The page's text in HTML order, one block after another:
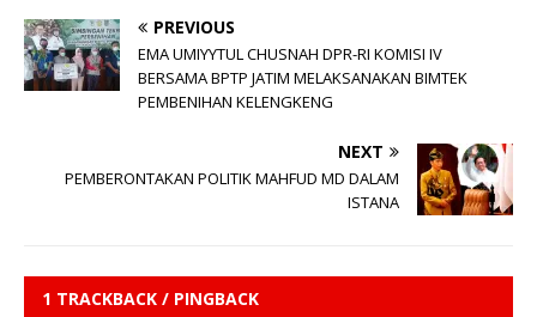
PREVIOUS
EMA UMIYYTUL CHUSNAH DPR-RI KOMISI IV
BERSAMA BPTP JATIM MELAKSANAKAN BIMTEK
PEMBENIHAN KELENGKENG
NEXT
PEMBERONTAKAN POLITIK MAHFUD MD DALAM
ISTANA
1 TRACKBACK / PINGBACK